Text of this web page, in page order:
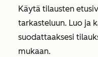
Käytä tilausten
tarkasteluun. Luo ja
suodattaaksesi
mukaan.